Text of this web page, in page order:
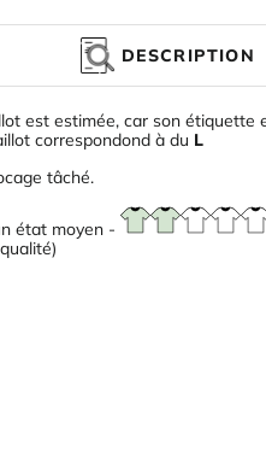
DESCRIPTION
est estimée, car son étiquette
correspondond à du L
tâché.
état moyen -